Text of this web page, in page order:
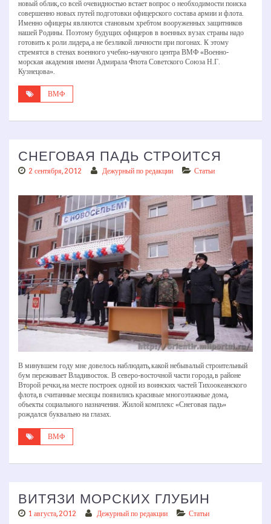
новый облик, со всей очевидностью встает вопрос о необходимости поиска
совершенно новых путей подготовки офицерского состава армии и флота.
Именно офицеры являются становым хребтом вооруженных защитников
нашей Родины. Поэтому будущих офицеров в военных вузах страны надо
готовить к роли лидера, а не безликой личности при погонах. К этому
стремятся в стенах военного учебно-научного центра ВМФ «Военно-
морская академия имени Адмирала Флота Советского Союза Н.Г.
Кузнецова».
ВМФ
СНЕГОВАЯ ПАДЬ СТРОИТСЯ
2 сентября, 2012 Дежурный по редакции Статьи
В минувшем году мне довелось наблюдать, какой небывалый строительный
бум переживает Владивосток. В северо-восточной части города, в районе
Второй речки, на месте построек одной из воинских частей Тихоокеанского
флота, в считанные месяцы появились красивые многоэтажные дома,
объекты социального назначения. Жилой комплекс «Снеговая падь»
рождался буквально на глазах.
ВМФ
ВИТЯЗИ МОРСКИХ ГЛУБИН
1 августа, 2012 Дежурный по редакции Статьи